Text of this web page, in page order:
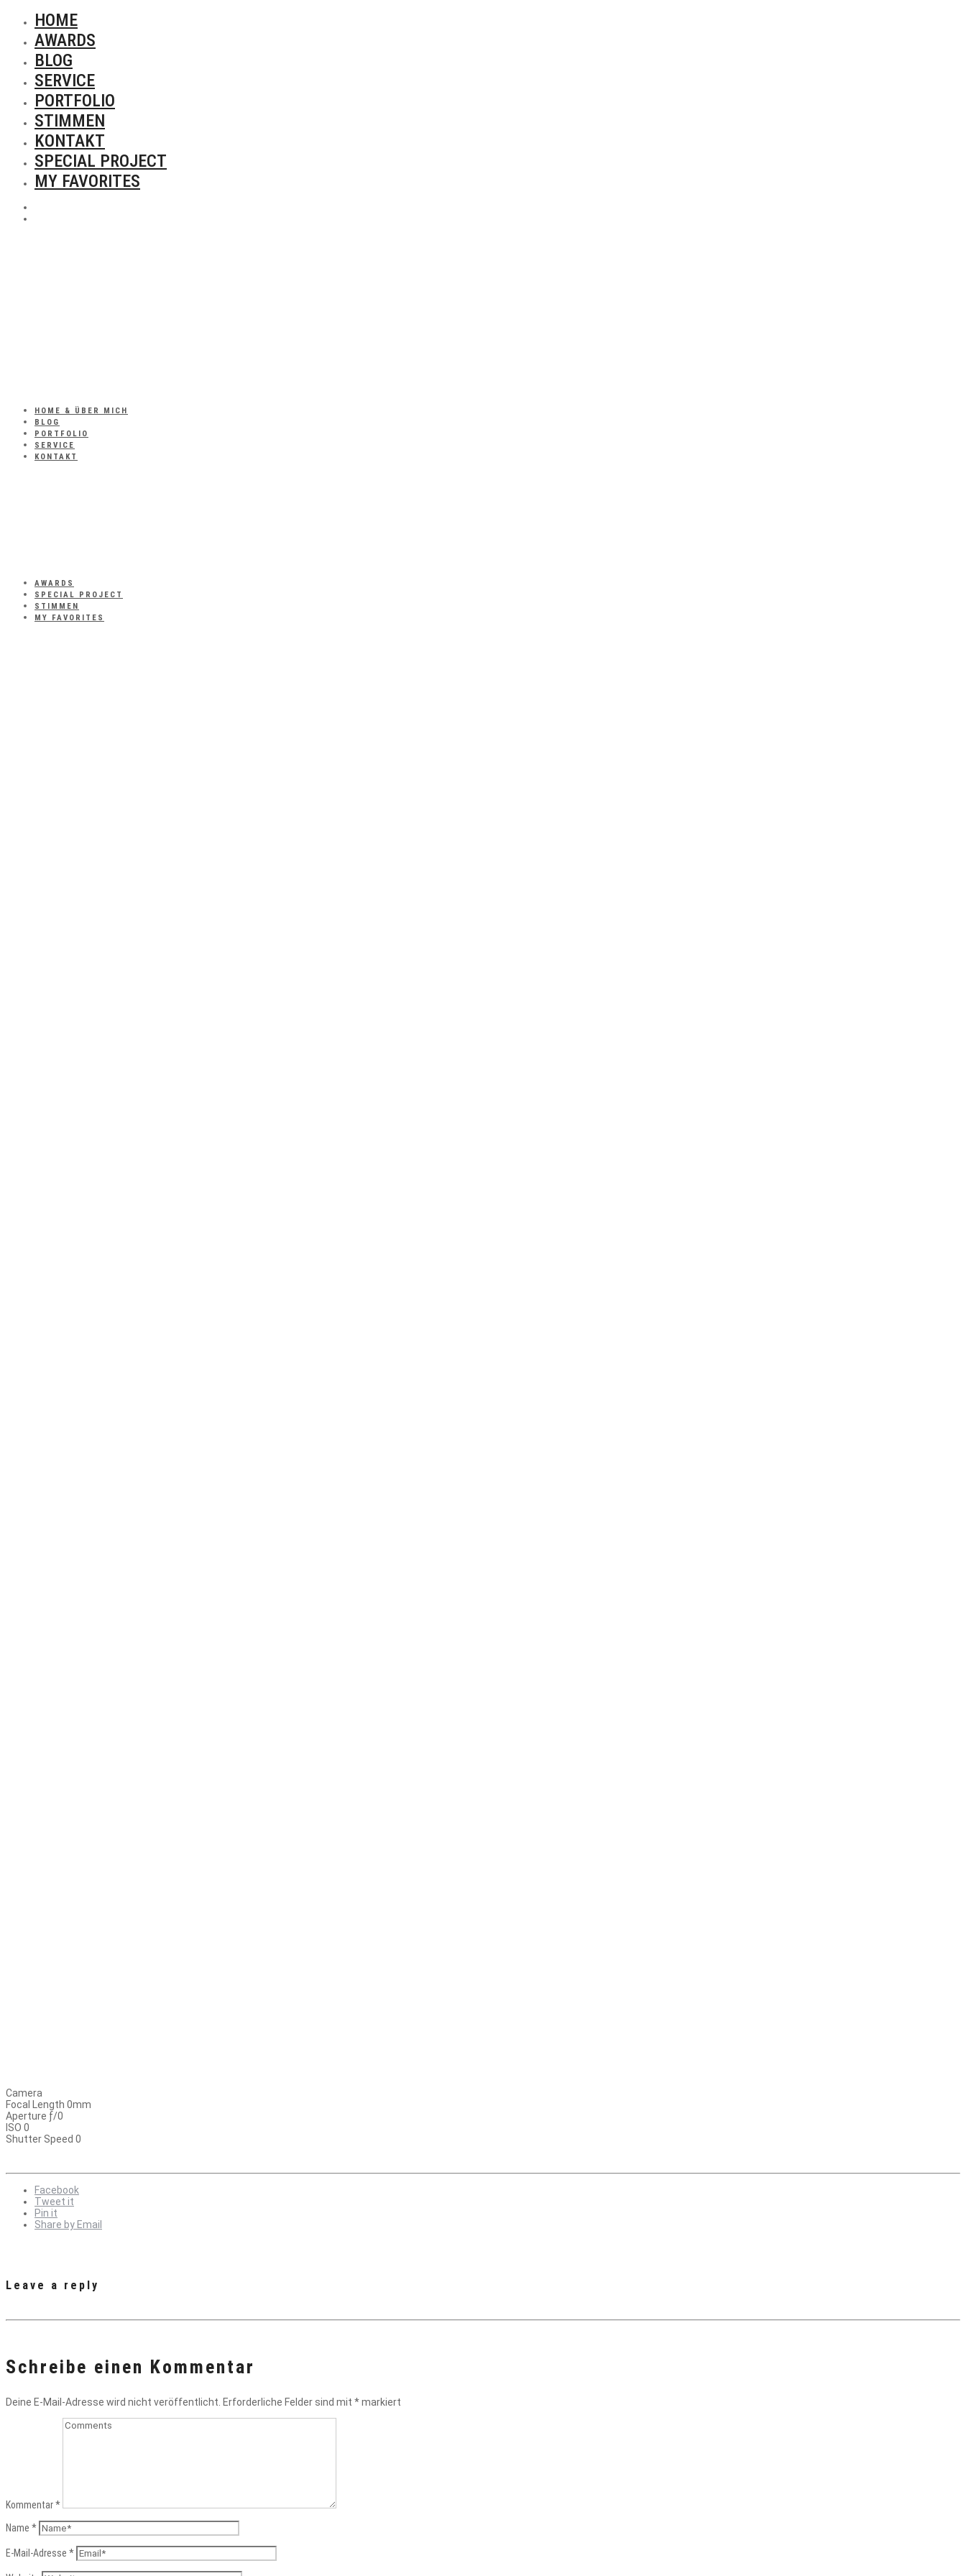
HOME
AWARDS
BLOG
SERVICE
PORTFOLIO
STIMMEN
KONTAKT
SPECIAL PROJECT
MY FAVORITES
HOME & ÜBER MICH
BLOG
PORTFOLIO
SERVICE
KONTAKT
AWARDS
SPECIAL PROJECT
STIMMEN
MY FAVORITES
Camera
Focal Length 0mm
Aperture ƒ/0
ISO 0
Shutter Speed 0
Facebook
Tweet it
Pin it
Share by Email
Leave a reply
Schreibe einen Kommentar
Deine E-Mail-Adresse wird nicht veröffentlicht. Erforderliche Felder sind mit *markiert
Kommentar*
Name *
E-Mail-Adresse *